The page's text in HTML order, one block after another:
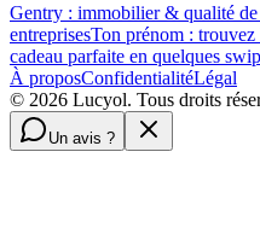
Gentry : immobilier & qualité
entreprisesTon prénom : trouvez
cadeau parfaite en quelques
À proposConfidentialitéLégal
© 2026 Lucyol. Tous droits
Un avis ?